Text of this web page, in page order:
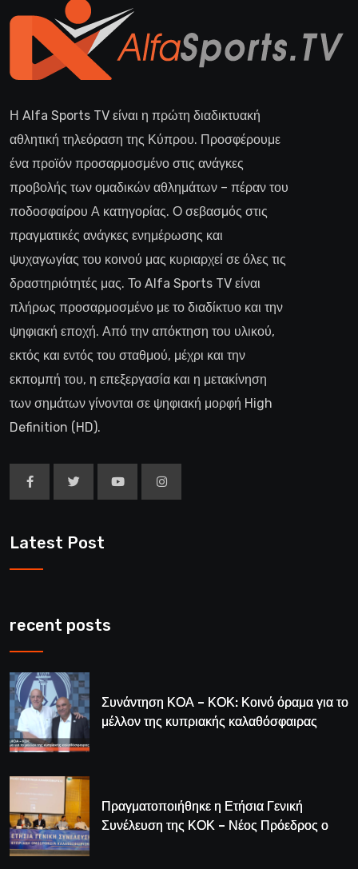
Η Alfa Sports TV είναι η πρώτη διαδικτυακή
αθλητική τηλεόραση της Κύπρου. Προσφέρουμε
ένα προϊόν προσαρμοσμένο στις ανάγκες
προβολής των ομαδικών αθλημάτων – πέραν του
ποδοσφαίρου Α κατηγορίας. Ο σεβασμός στις
πραγματικές ανάγκες ενημέρωσης και
ψυχαγωγίας του κοινού μας κυριαρχεί σε όλες τις
δραστηριότητές μας. Το Alfa Sports TV είναι
πλήρως προσαρμοσμένο με το διαδίκτυο και την
ψηφιακή εποχή. Από την απόκτηση του υλικού,
εκτός και εντός του σταθμού, μέχρι και την
εκπομπή του, η επεξεργασία και η μετακίνηση
των σημάτων γίνονται σε ψηφιακή μορφή High
Definition (HD).
Latest Post
recent posts
Συνάντηση ΚΟΑ – ΚΟΚ: Κοινό όραμα για το
μέλλον της κυπριακής καλαθόσφαιρας
Πραγματοποιήθηκε η Ετήσια Γενική
Συνέλευση της ΚΟΚ – Νέος Πρόεδρος ο